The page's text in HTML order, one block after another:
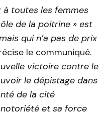
toutes les femmes
de la poitrine » est
qui n’a pas de prix
le communiqué.
victoire contre le
le dépistage dans
de la cité
notoriété et sa force